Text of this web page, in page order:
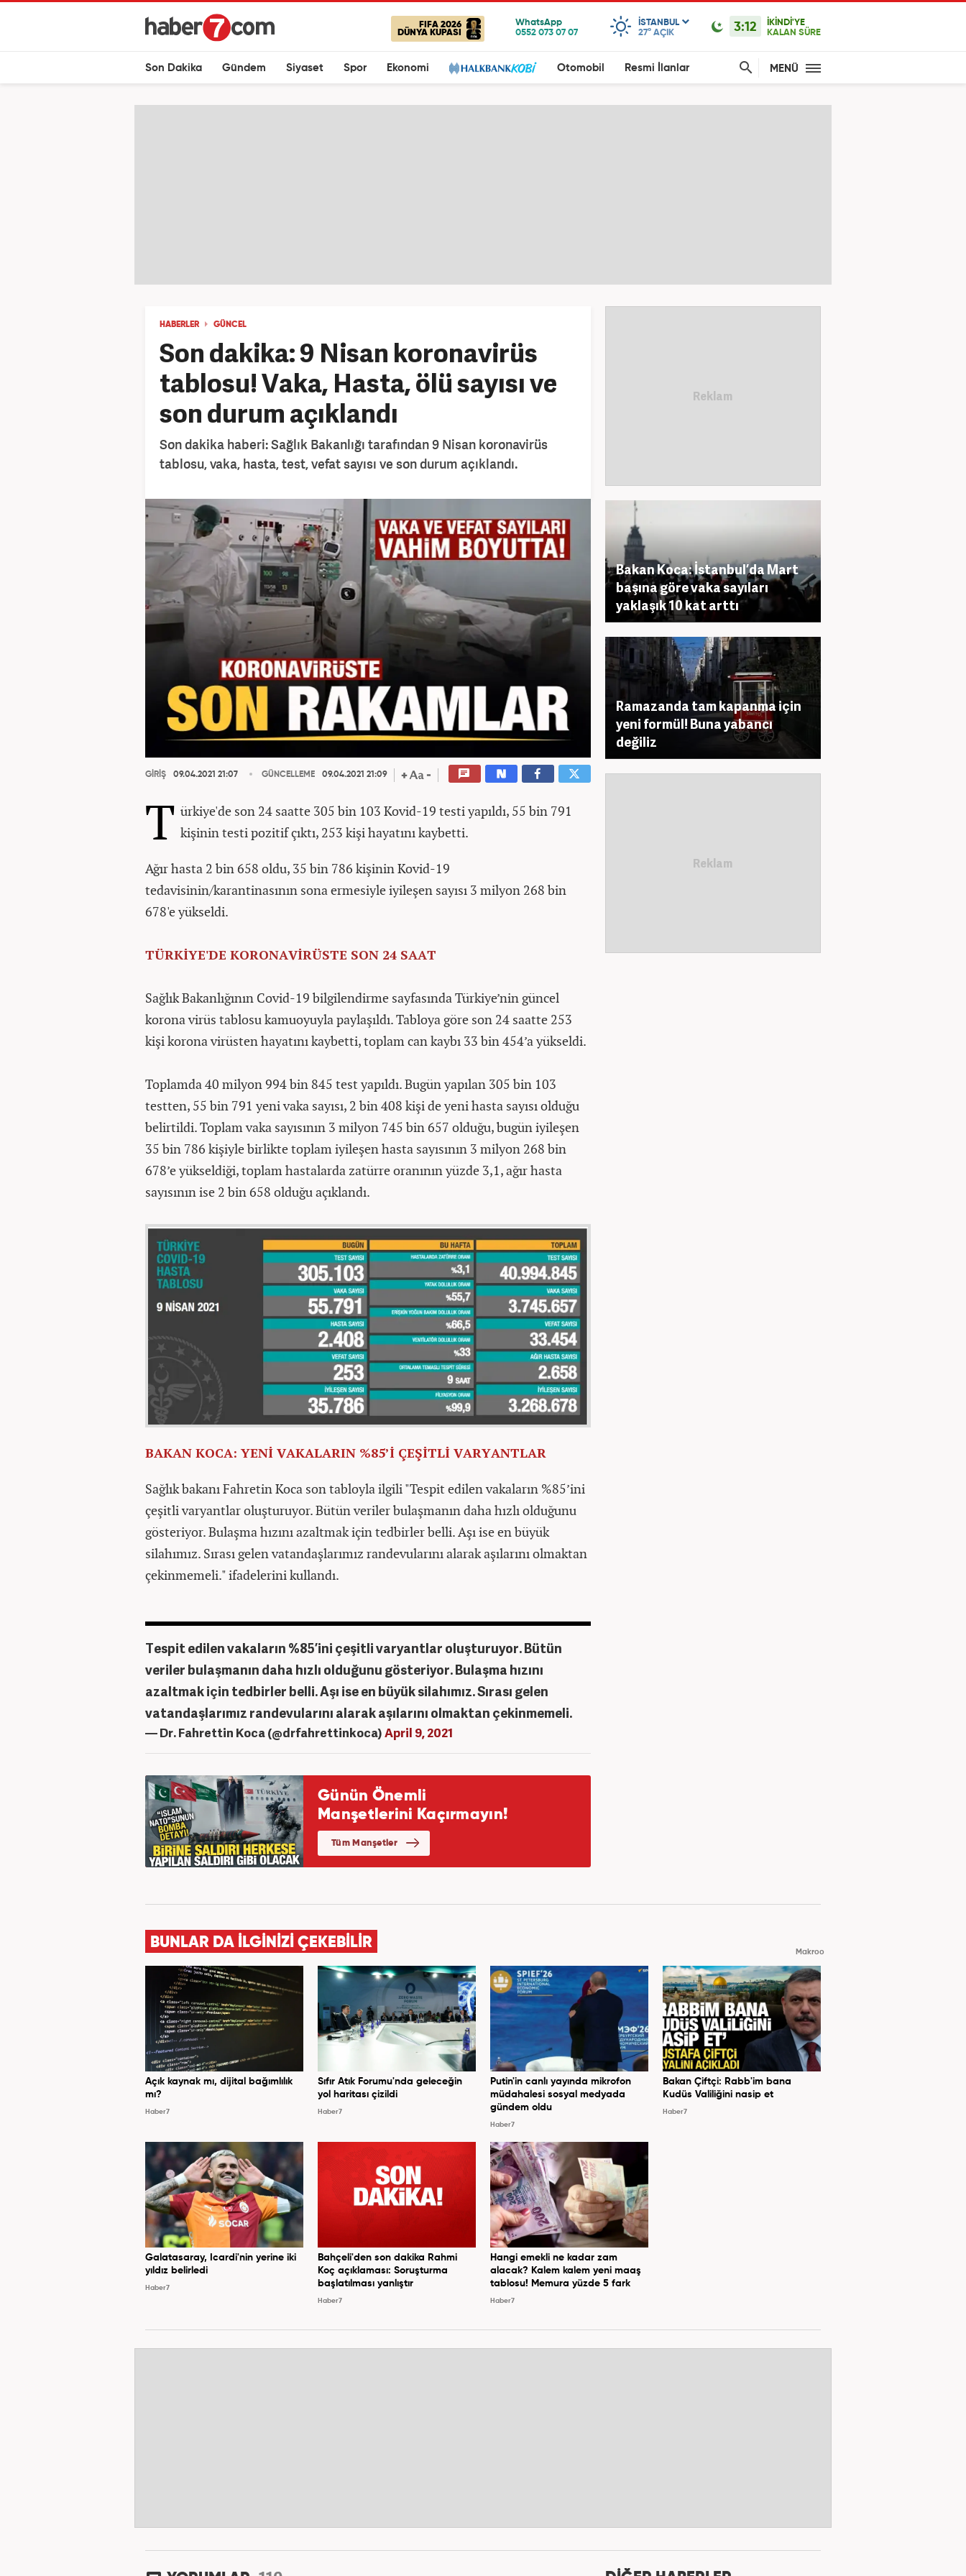
FIFA 2026
DÜNYA KUPASI
ISTANBUL
27° AÇIK 3:12
İKİNDİ'YE
KALAN SÜRE
Son Dakika Gündem Siyaset Spor Ekonomi Otomobil Resmi İlanlar MENÜ
HABERLER GÜNCEL
Son dakika: 9 Nisan koronavirüs
tablosu! Vaka, Hasta, ölü sayısı ve
son durum açıklandı
Son dakika haberi: Sağlık Bakanlığı tarafından 9 Nisan koronavirüs
tablosu, vaka, hasta, test, vefat sayısı ve son durum açıklandı.
GİRİŞ 09.04.2021 21:07 GÜNCELLEME 09.04.2021 21:09
T ürkiye'de son 24 saatte 305 bin 103 Kovid-19 testi yapıldı, 55 bin 791
kişinin testi pozitif çıktı, 253 kişi hayatını kaybetti.
Ağır hasta 2 bin 658 oldu, 35 bin 786 kişinin Kovid-19
tedavisinin/karantinasının sona ermesiyle iyileşen sayısı 3 milyon 268 bin
678'e yükseldi.
TÜRKİYE'DE KORONAVİRÜSTE SON 24 SAAT
Sağlık Bakanlığının Covid-19 bilgilendirme sayfasında Türkiye’nin güncel
korona virüs tablosu kamuoyuyla paylaşıldı. Tabloya göre son 24 saatte 253
kişi korona virüsten hayatını kaybetti, toplam can kaybı 33 bin 454’a yükseldi.
Toplamda 40 milyon 994 bin 845 test yapıldı. Bugün yapılan 305 bin 103
testten, 55 bin 791 yeni vaka sayısı, 2 bin 408 kişi de yeni hasta sayısı olduğu
belirtildi. Toplam vaka sayısının 3 milyon 745 bin 657 olduğu, bugün iyileşen
35 bin 786 kişiyle birlikte toplam iyileşen hasta sayısının 3 milyon 268 bin
678’e yükseldiği, toplam hastalarda zatürre oranının yüzde 3,1, ağır hasta
sayısının ise 2 bin 658 olduğu açıklandı.
BAKAN KOCA: YENİ VAKALARIN %85’İ ÇEŞİTLİ VARYANTLAR
Sağlık bakanı Fahretin Koca son tabloyla ilgili "Tespit edilen vakaların %85’ini
çeşitli varyantlar oluşturuyor. Bütün veriler bulaşmanın daha hızlı olduğunu
gösteriyor. Bulaşma hızını azaltmak için tedbirler belli. Aşı ise en büyük
silahımız. Sırası gelen vatandaşlarımız randevularını alarak aşılarını olmaktan
çekinmemeli." ifadelerini kullandı.
Tespit edilen vakaların %85’ini çeşitli varyantlar oluşturuyor. Bütün
veriler bulaşmanın daha hızlı olduğunu gösteriyor. Bulaşma hızını
azaltmak için tedbirler belli. Aşı ise en büyük silahımız. Sırası gelen
vatandaşlarımız randevularını alarak aşılarını olmaktan çekinmemeli.
— Dr. Fahrettin Koca (@drfahrettinkoca)April 9, 2021
Bakan Koca: İstanbul’da Mart
başına göre vaka sayıları
yaklaşık 10 kat arttı
Ramazanda tam kapanma için
yeni formül! Buna yabancı
değiliz
BUNLAR DA İLGİNİZİ ÇEKEBİLİR
Makroo
Açık kaynak mı, dijital bağımlılık
mı?
Haber7
Sıfır Atık Forumu'nda geleceğin
yol haritası çizildi
Haber7
Putin'in canlı yayında mikrofon
müdahalesi sosyal medyada
gündem oldu
Haber7
Bakan Çiftçi: Rabb'im bana
Kudüs Valiliğini nasip et
Haber7
Galatasaray, Icardi'nin yerine iki
yıldız belirledi
Haber7
Bahçeli'den son dakika Rahmi
Koç açıklaması: Soruşturma
başlatılması yanlıştır
Haber7
Hangi emekli ne kadar zam
alacak? Kalem kalem yeni maaş
tablosu! Memura yüzde 5 fark
Haber7